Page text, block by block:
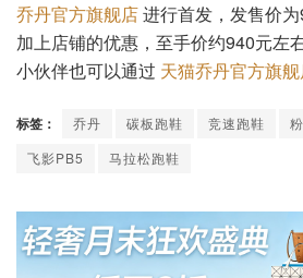
乔丹官方旗舰店进行首发，发售价
加上店铺的优惠，至手价约940元左
小伙伴也可以通过 天猫乔丹官方旗
标签： 乔丹 碳板跑鞋 竞速跑鞋
飞影PB5
马拉松跑鞋